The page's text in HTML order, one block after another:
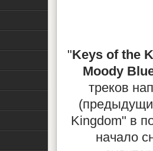
"Keys of the
Moody
треков
Kingdom" в
начало